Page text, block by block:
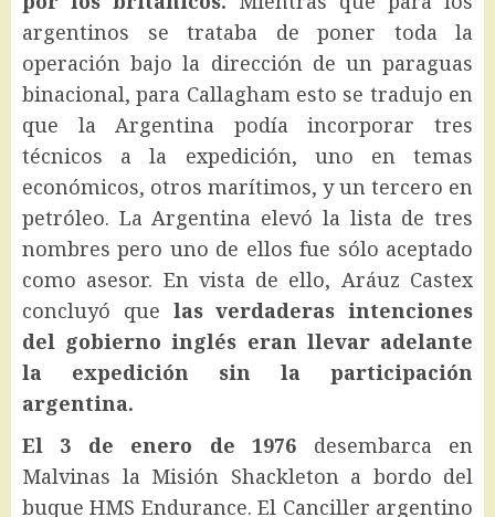
argentinos se trataba de poner toda la
operación bajo la dirección de un paraguas
binacional, para Callagham esto se tradujo en
que la Argentina podía incorporar tres
técnicos a la expedición, uno en temas
económicos, otros marítimos, y un tercero en
petróleo. La Argentina elevó la lista de tres
nombres pero uno de ellos fue sólo aceptado
como asesor. En vista de ello, Aráuz Castex
concluyó que las verdaderas intenciones
del gobierno inglés eran llevar adelante
la expedición sin la participación
argentina.
El 3 de enero de 1976 desembarca en
Malvinas la Misión Shackleton a bordo del
buque HMS Endurance. El Canciller argentino